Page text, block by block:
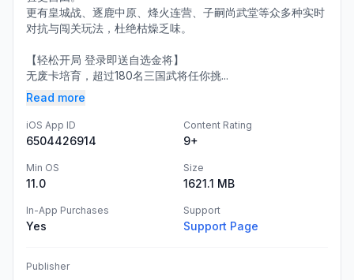
更有皇城战、逐鹿中原、烽火连营、子嗣尚武堂等众多种实时
对抗与闯关玩法，杜绝枯燥乏味。
【轻松开局 登录即送自选金将】
无废卡培育，超过180名三国武将任你挑...
Read more
iOS App ID
6504426914
Content Rating
9+
Min OS
11.0
Size
1621.1 MB
In-App Purchases
Yes
Support
Support Page
Publisher